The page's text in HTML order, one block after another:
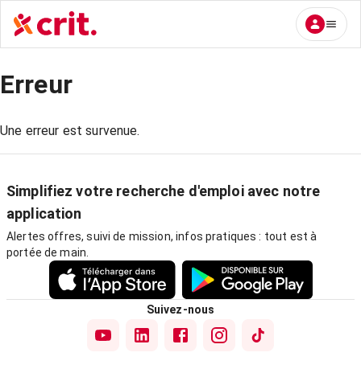
Erreur
Une erreur est survenue.
Simplifiez votre recherche d'emploi avec notre
application
Alertes offres, suivi de mission, infos pratiques : tout est à
portée de main.
Suivez-nous